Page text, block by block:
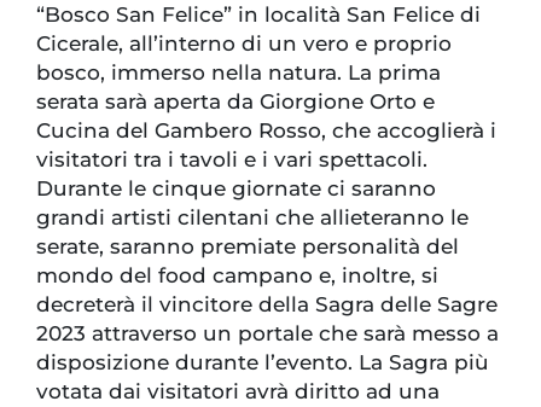
“Bosco San Felice” in località San Felice di
Cicerale, all’interno di un vero e proprio
bosco, immerso nella natura. La prima
serata sarà aperta da Giorgione Orto e
Cucina del Gambero Rosso, che accoglierà i
visitatori tra i tavoli e i vari spettacoli.
Durante le cinque giornate ci saranno
grandi artisti cilentani che allieteranno le
serate, saranno premiate personalità del
mondo del food campano e, inoltre, si
decreterà il vincitore della Sagra delle Sagre
2023 attraverso un portale che sarà messo a
disposizione durante l’evento. La Sagra più
votata dai visitatori avrà diritto ad una